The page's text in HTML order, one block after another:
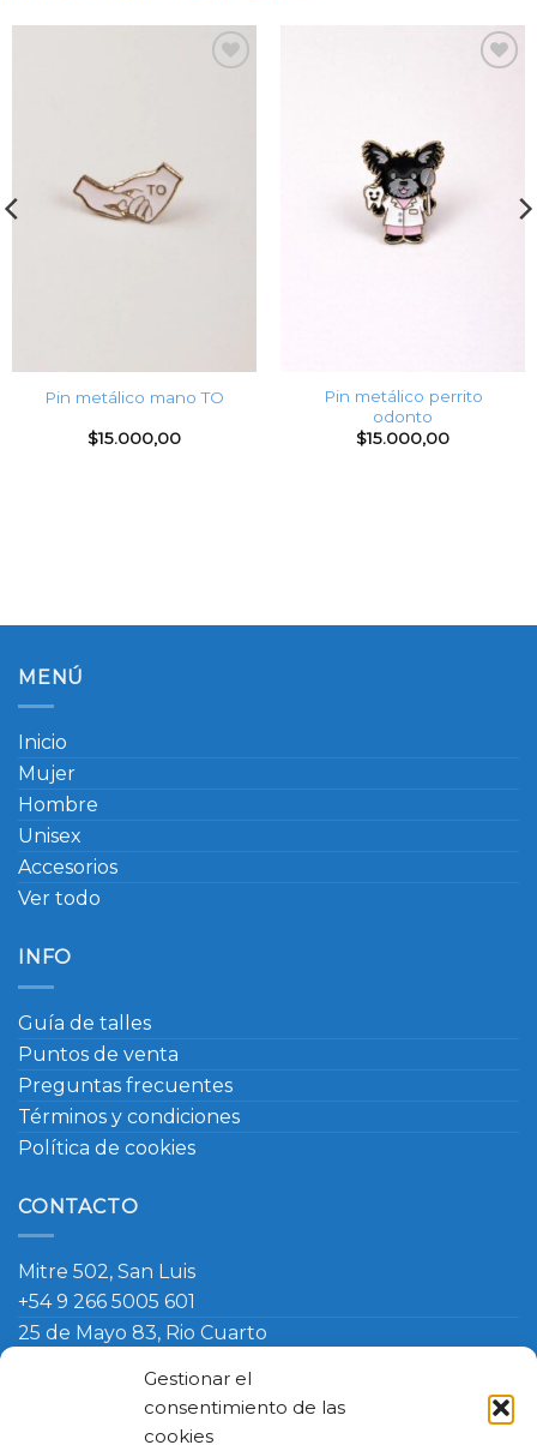
Gestionar el
consentimiento de las
cookies
Pin metálico mano TO
$15.000,00
Pin metálico perrito
odonto
$15.000,00
MENÚ
Inicio
Mujer
Hombre
Unisex
Accesorios
Ver todo
INFO
Guía de talles
Puntos de venta
Preguntas frecuentes
Términos y condiciones
Política de cookies
CONTACTO
Mitre 502, San Luis
+54 9 266 5005 601
25 de Mayo 83, Rio Cuarto